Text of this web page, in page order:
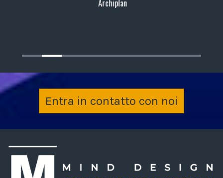
Archiplan
Entra in contatto con noi